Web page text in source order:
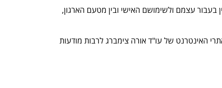
עצמם ולשימושם האישי ובין מטעם הארגון,
האינטרנט של עו"ד אורה צימברג לרבות מודעות